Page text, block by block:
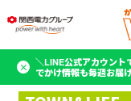
＼LINE公式アカウント
でかけ情報も毎週お届